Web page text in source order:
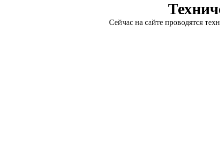
Сейчас на сайте проводятся